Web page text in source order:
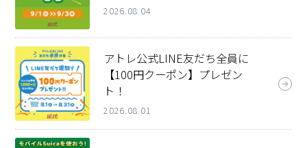
2026.08.04
アトレ公式LINE友だち全員に
【100円クーポン】プレゼン
ト！
2026.08.01